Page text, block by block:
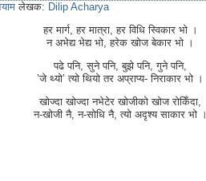
लेखक: Dilip Acharya
हर मार्ग, हर मात्रा, हर विधि स्विकार भो ।
न अभेद्य भेद्य भो, हरेक खोज बेकार भो ।
पढे पनि, सुने पनि, बुझे पनि, गुने पनि,
’जे थ्यो’ त्यो थियो तर अप्राप्य- निराकार भो ।
खोज्दा खोज्दा नभेटेर खोजीको खोज रोकिँदा,
न-खोजी नै, न-सोधि नै, त्यो अदृश्य साकार भो ।